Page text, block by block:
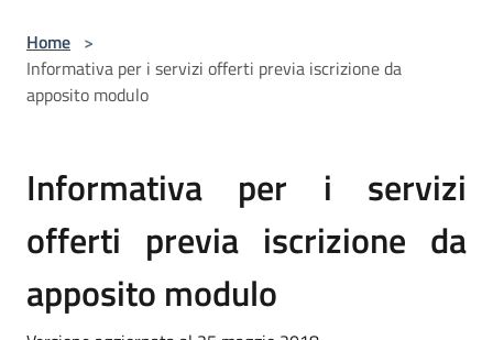
Home >
Informativa per i servizi offerti previa iscrizione da
apposito modulo
Informativa per i servizi
offerti previa iscrizione da
apposito modulo